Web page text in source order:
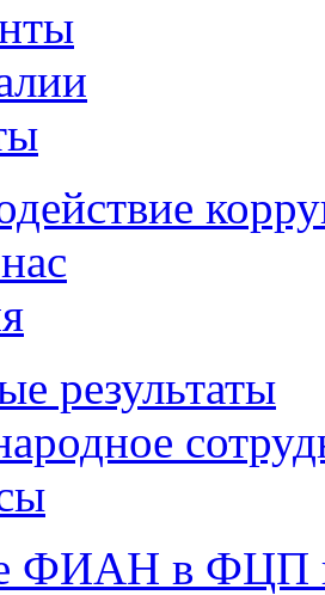
результаты
ФИАН в ФЦП